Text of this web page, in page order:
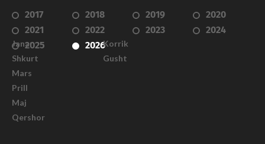
2017 2018 2019
2020
2021
2022 2023
2024
2025
2026
Janar
Shkurt
Mars
Prill
Maj
Qershor
Korrik
Gusht